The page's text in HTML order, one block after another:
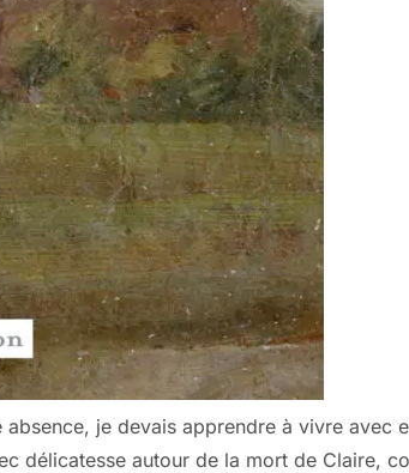
je devais apprendre à vivre avec
délicatesse autour de la mort de Claire,